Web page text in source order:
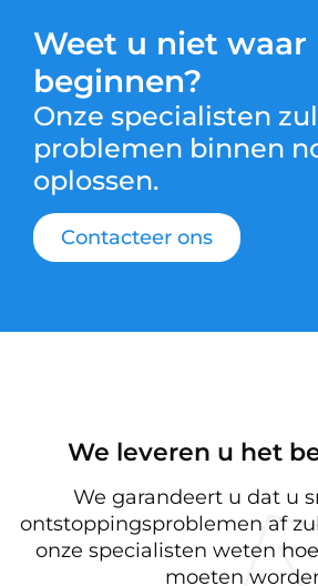
Weet u niet waar
beginnen?
Onze specialisten
problemen binnen
oplossen.
Contacteer ons
We leveren u het
We garandeert u dat u
ontstoppingsproblemen af
onze specialisten weten
moeten